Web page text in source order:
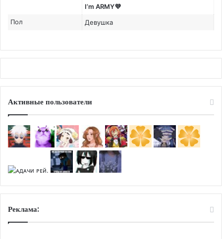
I’m ARMY💜
Пол
Девушка
Активные пользователи
Реклама: